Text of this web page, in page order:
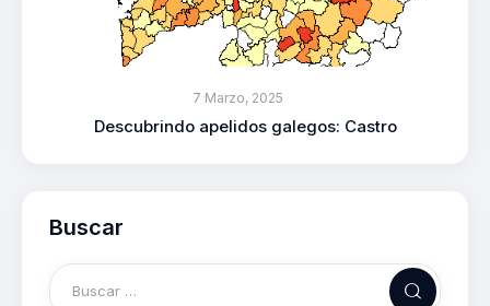
7 Marzo, 2025
Descubrindo apelidos galegos: Castro
Buscar